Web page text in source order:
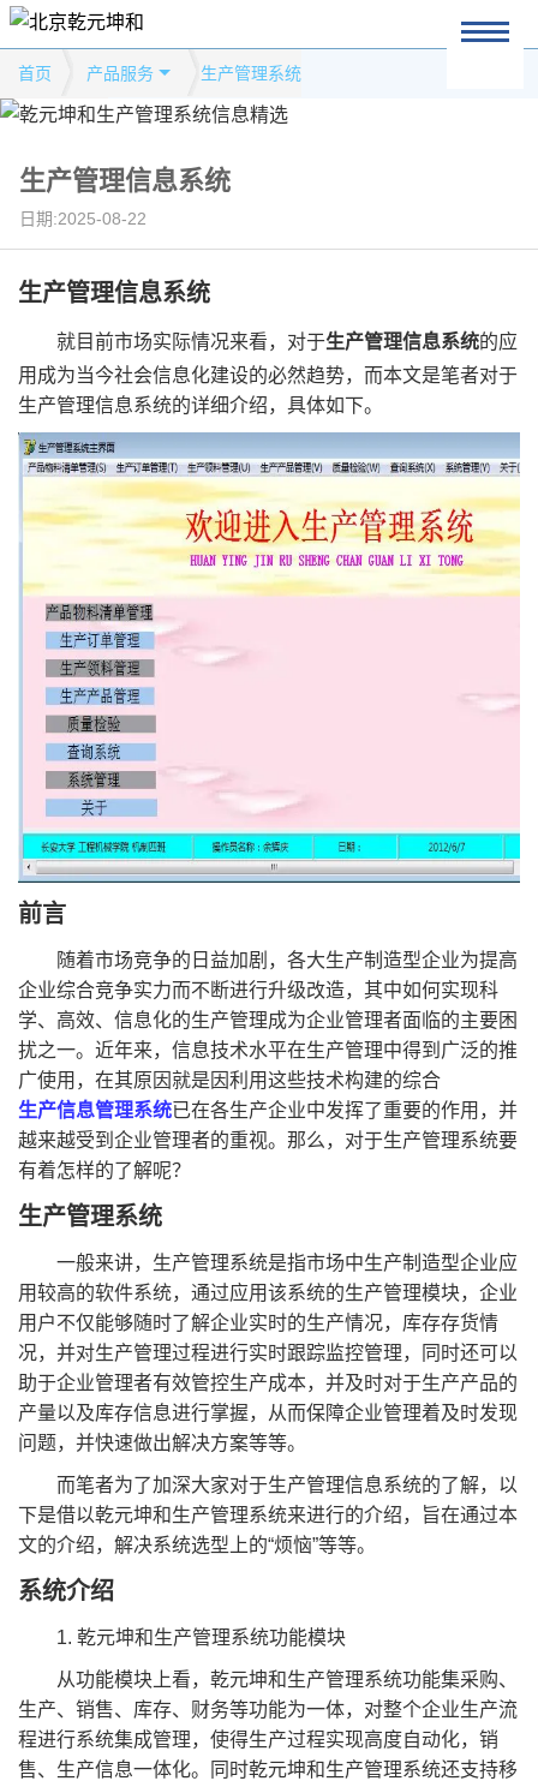
首页 产品服务 生产管理系统
生产管理信息系统
日期:2025-08-22
生产管理信息系统
就目前市场实际情况来看，对于生产管理信息系统的应
用成为当今社会信息化建设的必然趋势，而本文是笔者对于
生产管理信息系统的详细介绍，具体如下。
前言
随着市场竞争的日益加剧，各大生产制造型企业为提高
企业综合竞争实力而不断进行升级改造，其中如何实现科
学、高效、信息化的生产管理成为企业管理者面临的主要困
扰之一。近年来，信息技术水平在生产管理中得到广泛的推
广使用，在其原因就是因利用这些技术构建的综合
生产信息管理系统已在各生产企业中发挥了重要的作用，并
越来越受到企业管理者的重视。那么，对于生产管理系统要
有着怎样的了解呢？
生产管理系统
一般来讲，生产管理系统是指市场中生产制造型企业应
用较高的软件系统，通过应用该系统的生产管理模块，企业
用户不仅能够随时了解企业实时的生产情况，库存存货情
况，并对生产管理过程进行实时跟踪监控管理，同时还可以
助于企业管理者有效管控生产成本，并及时对于生产产品的
产量以及库存信息进行掌握，从而保障企业管理着及时发现
问题，并快速做出解决方案等等。
而笔者为了加深大家对于生产管理信息系统的了解，以
下是借以乾元坤和生产管理系统来进行的介绍，旨在通过本
文的介绍，解决系统选型上的“烦恼”等等。
系统介绍
1. 乾元坤和生产管理系统功能模块
从功能模块上看，乾元坤和生产管理系统功能集采购、
生产、销售、库存、财务等功能为一体，对整个企业生产流
程进行系统集成管理，使得生产过程实现高度自动化，销
售、生产信息一体化。同时乾元坤和生产管理系统还支持移